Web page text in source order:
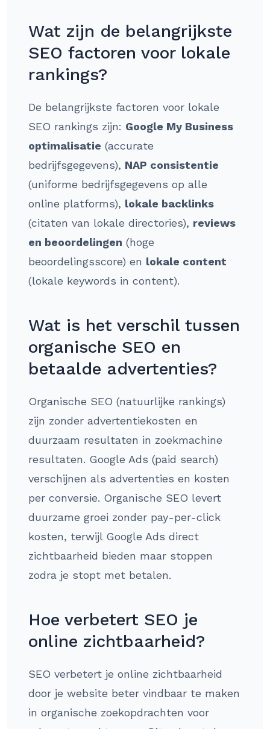
Wat zijn de belangrijkste
SEO factoren voor lokale
rankings?
De belangrijkste factoren voor lokale
SEO rankings zijn: Google My Business
optimalisatie (accurate
bedrijfsgegevens), NAP consistentie
(uniforme bedrijfsgegevens op alle
online platforms), lokale backlinks
(citaten van lokale directories), reviews
en beoordelingen (hoge
beoordelingsscore) en lokale content
(lokale keywords in content).
Wat is het verschil tussen
organische SEO en
betaalde advertenties?
Organische SEO (natuurlijke rankings)
zijn zonder advertentiekosten en
duurzaam resultaten in zoekmachine
resultaten. Google Ads (paid search)
verschijnen als advertenties en kosten
per conversie. Organische SEO levert
duurzame groei zonder pay-per-click
kosten, terwijl Google Ads direct
zichtbaarheid bieden maar stoppen
zodra je stopt met betalen.
Hoe verbetert SEO je
online zichtbaarheid?
SEO verbetert je online zichtbaarheid
door je website beter vindbaar te maken
in organische zoekopdrachten voor